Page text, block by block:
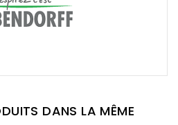
DANS LA MÊME